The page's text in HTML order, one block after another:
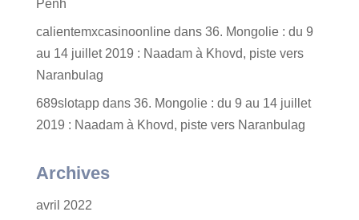
Penh
calientemxcasinoonlinedans 36. Mongolie : du 9
au 14 juillet 2019 : Naadam à Khovd, piste vers
Naranbulag
689slotappdans 36. Mongolie : du 9 au 14 juillet
2019 : Naadam à Khovd, piste vers Naranbulag
Archives
avril 2022